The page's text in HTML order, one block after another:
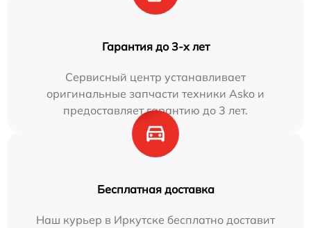
Гарантия до 3-х лет
Сервисный центр устанавливает
оригинальные запчасти техники Asko и
предоставляет гарантию до 3 лет.
Бесплатная доставка
Наш курьер в Иркутске бесплатно доставит